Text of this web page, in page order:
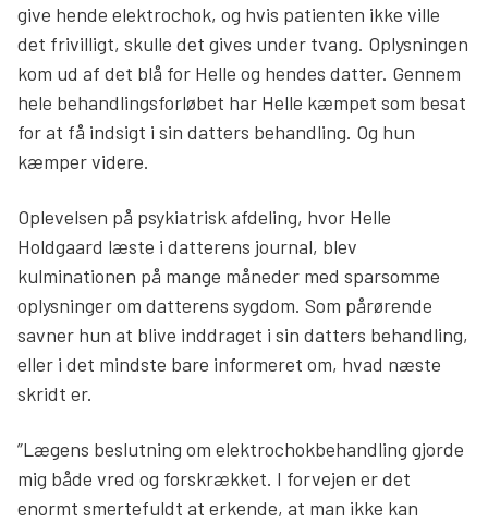
give hende elektrochok, og hvis patienten ikke ville
det frivilligt, skulle det gives under tvang. Oplysningen
kom ud af det blå for Helle og hendes datter. Gennem
hele behandlingsforløbet har Helle kæmpet som besat
for at få indsigt i sin datters behandling. Og hun
kæmper videre.
Oplevelsen på psykiatrisk afdeling, hvor Helle
Holdgaard læste i datterens journal, blev
kulminationen på mange måneder med sparsomme
oplysninger om datterens sygdom. Som pårørende
savner hun at blive inddraget i sin datters behandling,
eller i det mindste bare informeret om, hvad næste
skridt er.
”Lægens beslutning om elektrochokbehandling gjorde
mig både vred og forskrækket. I forvejen er det
enormt smertefuldt at erkende, at man ikke kan